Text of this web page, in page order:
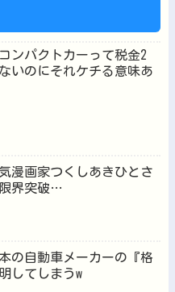
ンパクトカーって税金2
いのにそれケチる意味あ
漫画家つくしあきひとさ
界突破…
の自動車メーカーの『格
してしまうw